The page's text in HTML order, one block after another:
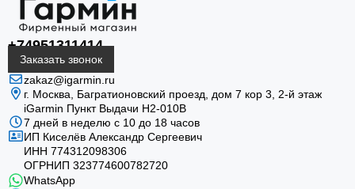
+74951311414
Заказать звонок
zakaz@igarmin.ru
г. Москва, Багратионовский проезд, дом 7 кор 3, 2-й этаж
iGarmin Пункт Выдачи Н2-010В
7 дней в неделю с 10 до 18 часов
ИП Киселёв Александр Сергеевич
ИНН 774312098306
ОГРНИП 323774600782720
WhatsApp